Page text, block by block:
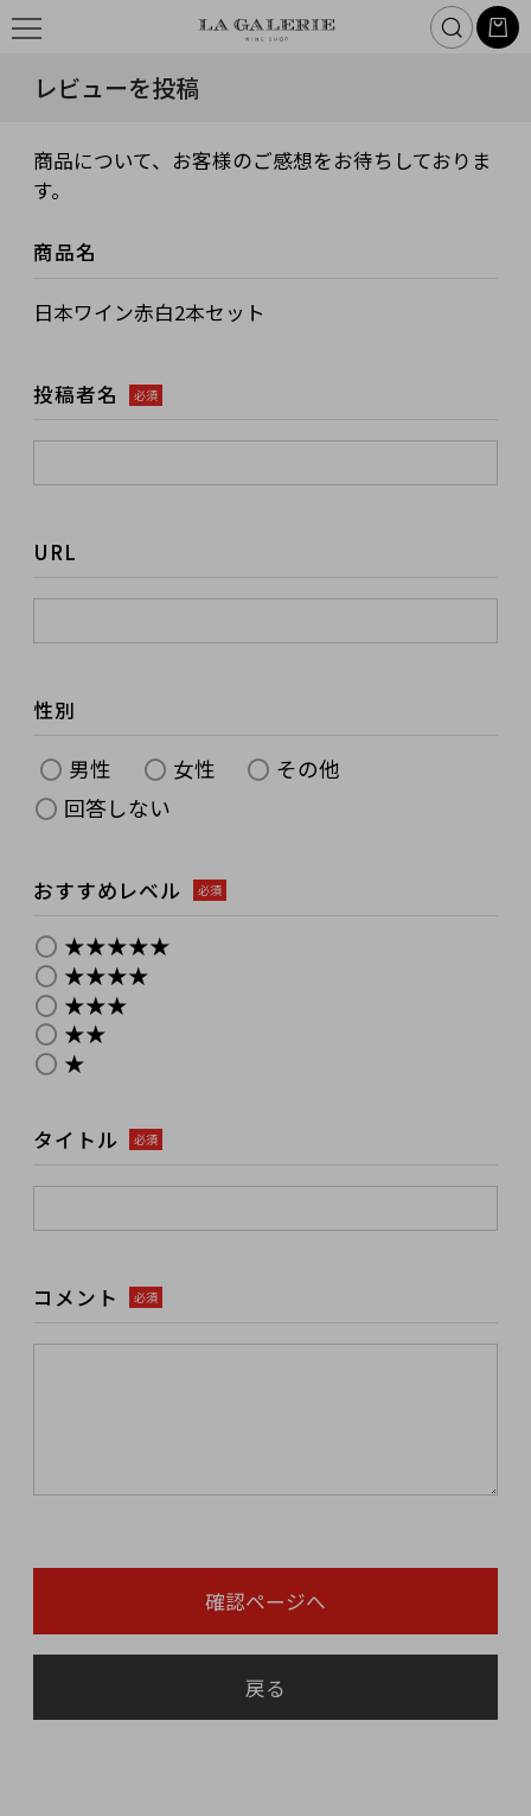
レビューを投稿
商品について、お客様のご感想をお待ちしておりま
す。
商品名
日本ワイン赤白2本セット
投稿者名 必須
URL
性別
男性 女性
その他
回答しない
おすすめレベル 必須
★★★★★
★★★★
★★★
★★
★
タイトル 必須
コメント 必須
確認ページへ
戻る